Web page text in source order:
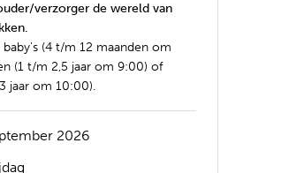
verzorger de wereld van
baby's (4 t/m 12 maanden om
(1 t/m 2,5 jaar om 9:00) of
jaar om 10:00).
2026